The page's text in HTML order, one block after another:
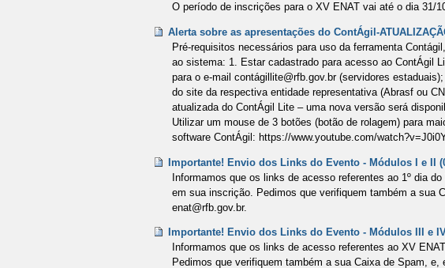
O período de inscrições para o XV ENAT vai até o dia 31/
Alerta sobre as apresentações do ContÁgil-
Pré-requisitos necessários para uso da ferramenta
ao sistema: 1. Estar cadastrado para acesso ao ContÁgil
para o e-mail contágillite@rfb.gov.br (servidores
do site da respectiva entidade representativa (Abrasf ou
atualizada do ContÁgil Lite – uma nova versão será
Utilizar um mouse de 3 botões (botão de rolagem) para
software ContÁgil: https://www.youtube.com/
Importante! Envio dos Links do Evento - Módulos I e II
Informamos que os links de acesso referentes ao 1º dia
em sua inscrição. Pedimos que verifiquem também a sua
enat@rfb.gov.br.
Importante! Envio dos Links do Evento - Módulos III e IV
Informamos que os links de acesso referentes ao XV
Pedimos que verifiquem também a sua Caixa de Spam,